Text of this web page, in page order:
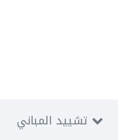
تشييد المباني